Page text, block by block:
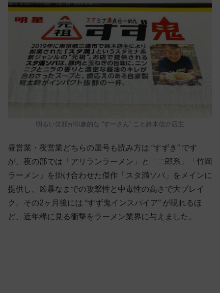
明るい笑顔が印象的な “すーさん” こと鈴木信介店主
昼営業・夜営業どちらの屋号も読み方は “すずき” です
が、夜の部では「アリランラーメン」と「二郎系」「竹岡
ラーメン」を掛け合わせた傑作「スタ満ソバ」をメインに
提供し、凶暴なまでの攻撃性と中毒性の高さで大ブレイ
ク。その2ヶ月後には “すず鬼インスパイア” が現れるほ
ど、近年稀に見る衝撃をラーメン業界に与えました。